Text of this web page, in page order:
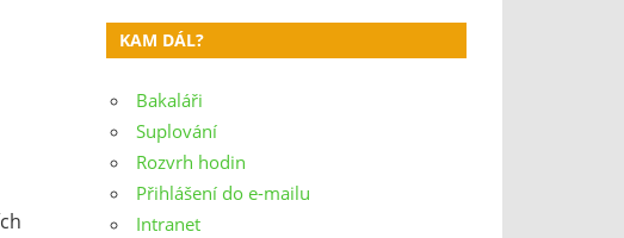
KAM DÁL?
Bakaláři
Suplování
Rozvrh hodin
Přihlášení do e-mailu
Intranet